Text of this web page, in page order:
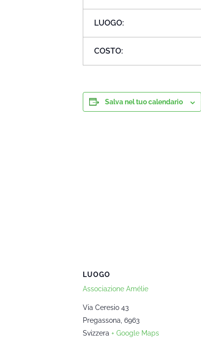
LUOGO:
COSTO:
Salva nel tuo calendario
LUOGO
Associazione Amélie
Via Ceresio 43
Pregassona 6963
Svizzera + Google Maps